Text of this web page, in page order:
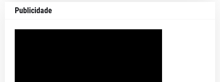
Publicidade